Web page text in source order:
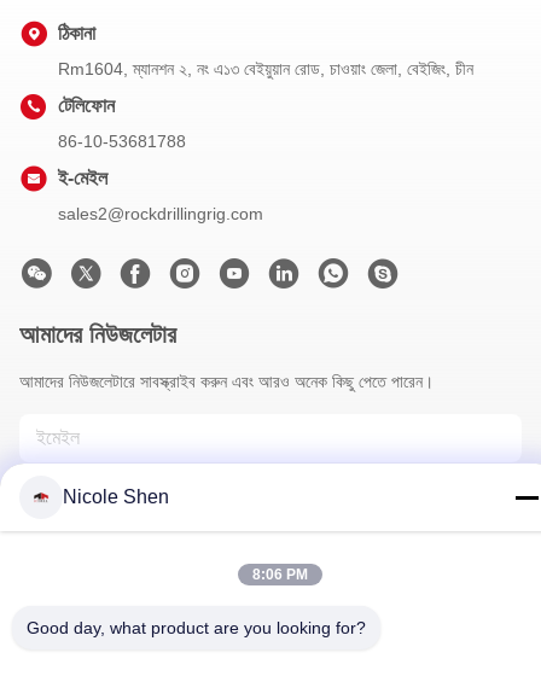
ঠিকানা
Rm1604, ম্যানশন ২, নং এ১৩ বেইয়ুয়ান রোড, চাওয়াং জেলা, বেইজিং, চীন
টেলিফোন
86-10-53681788
ই-মেইল
sales2@rockdrillingrig.com
আমাদের নিউজলেটার
আমাদের নিউজলেটারে সাবস্ক্রাইব করুন এবং আরও অনেক কিছু পেতে পারেন।
আমাদের সাথে যোগাযোগ
Nicole Shen
8:06 PM
Good day, what product are you looking for?